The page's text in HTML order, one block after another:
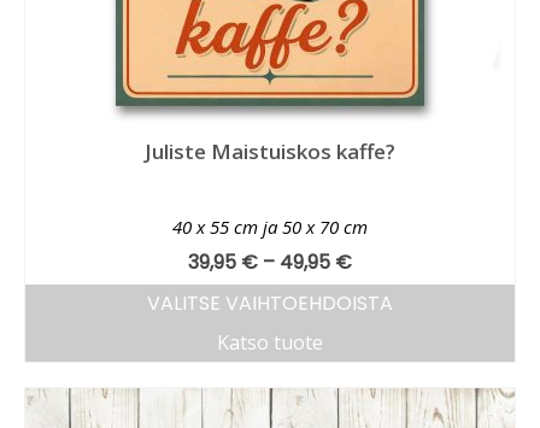
Juliste Maistuiskos kaffe?
40 x 55 cm ja 50 x 70 cm
39,95 € – 49,95 €
VALITSE VAIHTOEHDOISTA
Katso tuote